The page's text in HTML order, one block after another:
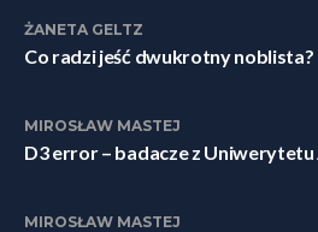
ŻANETA GELTZ
Co radzi jeść dwukrotny noblista?
MIROSŁAW MASTEJ
D3 error – badacze z
MIROSŁAW MASTEJ